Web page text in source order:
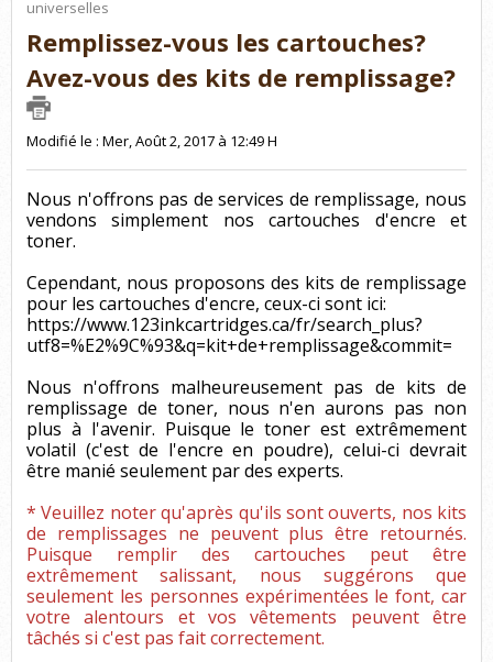
universelles
Remplissez-vous les cartouches?
Avez-vous des kits de remplissage?
Modifié le : Mer, Août 2, 2017 à 12:49 H
Nous n'offrons pas de services de remplissage, nous
vendons simplement nos cartouches d'encre et
toner.
Cependant, nous proposons des kits de remplissage
pour les cartouches d'encre, ceux-ci sont ici:
https://www.123inkcartridges.ca/fr/search_plus?
utf8=%E2%9C%93&q=kit+de+remplissage&commit=
Nous n'offrons malheureusement pas de kits de
remplissage de toner, nous n'en aurons pas non
plus à l'avenir. Puisque le toner est extrêmement
volatil (c'est de l'encre en poudre), celui-ci devrait
être manié seulement par des experts.
* Veuillez noter qu'après qu'ils sont ouverts, nos kits
de remplissages ne peuvent plus être retournés.
Puisque remplir des cartouches peut être
extrêmement salissant, nous suggérons que
seulement les personnes expérimentées le font, car
votre alentours et vos vêtements peuvent être
tâchés si c'est pas fait correctement.